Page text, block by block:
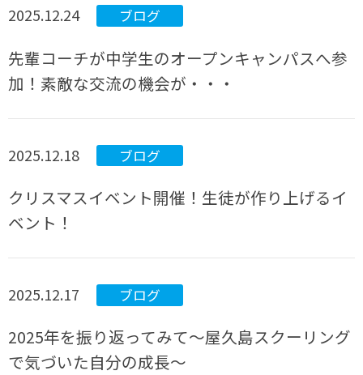
2025.12.24 ブログ
先輩コーチが中学生のオープンキャンパスへ参
加！素敵な交流の機会が・・・
2025.12.18 ブログ
クリスマスイベント開催！生徒が作り上げるイ
ベント！
2025.12.17 ブログ
2025年を振り返ってみて～屋久島スクーリング
で気づいた自分の成長～